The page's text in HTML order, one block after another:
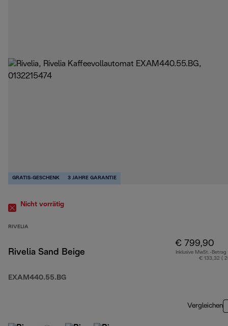
GRATIS-GESCHENK 3 JAHRE GARANTIE
Nicht vorrätig
RIVELIA
Rivelia Sand Beige
EXAM440.55.BG
€ 799,90
Inklusive MwSt.-Betrag
€ 133,32 (
Vergleichen